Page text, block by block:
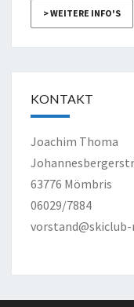
> WEITERE INFO'S
KONTAKT
Joachim Thoma
63776 Mömbris
06029/7884